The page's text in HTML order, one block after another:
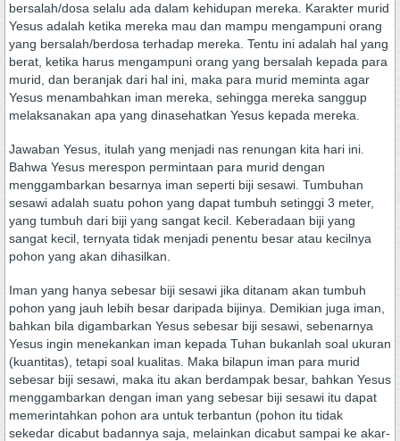
bersalah/dosa selalu ada dalam kehidupan mereka. Karakter murid
Yesus adalah ketika mereka mau dan mampu mengampuni orang
yang bersalah/berdosa terhadap mereka. Tentu ini adalah hal yang
berat, ketika harus mengampuni orang yang bersalah kepada para
murid, dan beranjak dari hal ini, maka para murid meminta agar
Yesus menambahkan iman mereka, sehingga mereka sanggup
melaksanakan apa yang dinasehatkan Yesus kepada mereka.
Jawaban Yesus, itulah yang menjadi nas renungan kita hari ini.
Bahwa Yesus merespon permintaan para murid dengan
menggambarkan besarnya iman seperti biji sesawi. Tumbuhan
sesawi adalah suatu pohon yang dapat tumbuh setinggi 3 meter,
yang tumbuh dari biji yang sangat kecil. Keberadaan biji yang
sangat kecil, ternyata tidak menjadi penentu besar atau kecilnya
pohon yang akan dihasilkan.
Iman yang hanya sebesar biji sesawi jika ditanam akan tumbuh
pohon yang jauh lebih besar daripada bijinya. Demikian juga iman,
bahkan bila digambarkan Yesus sebesar biji sesawi, sebenarnya
Yesus ingin menekankan iman kepada Tuhan bukanlah soal ukuran
(kuantitas), tetapi soal kualitas. Maka bilapun iman para murid
sebesar biji sesawi, maka itu akan berdampak besar, bahkan Yesus
menggambarkan dengan iman yang sebesar biji sesawi itu dapat
memerintahkan pohon ara untuk terbantun (pohon itu tidak
sekedar dicabut badannya saja, melainkan dicabut sampai ke akar-